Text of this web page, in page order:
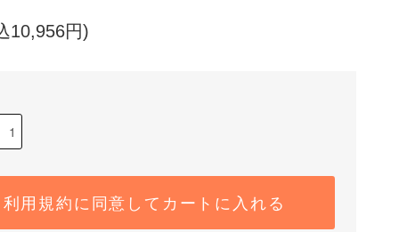
10,956円)
利用規約に同意してカートに入れる